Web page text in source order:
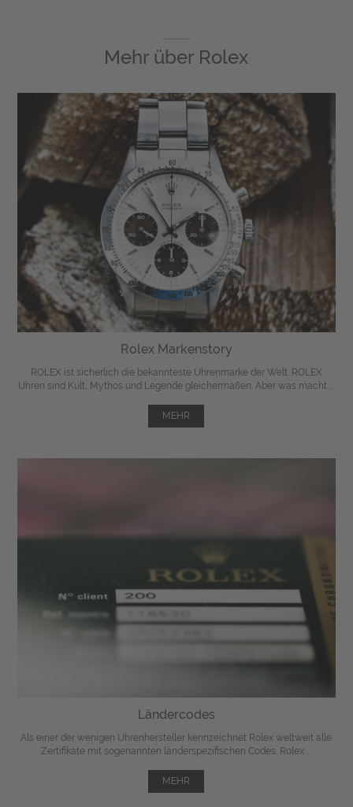
Mehr über Rolex
Rolex Markenstory
ROLEX ist sicherlich die bekannteste Uhrenmarke der Welt. ROLEX
Uhren sind Kult, Mythos und Legende gleichermaßen. Aber was macht ...
MEHR
Ländercodes
Als einer der wenigen Uhrenhersteller kennzeichnet Rolex weltweit alle
Zertifikate mit sogenannten länderspezifischen Codes. Rolex ...
MEHR